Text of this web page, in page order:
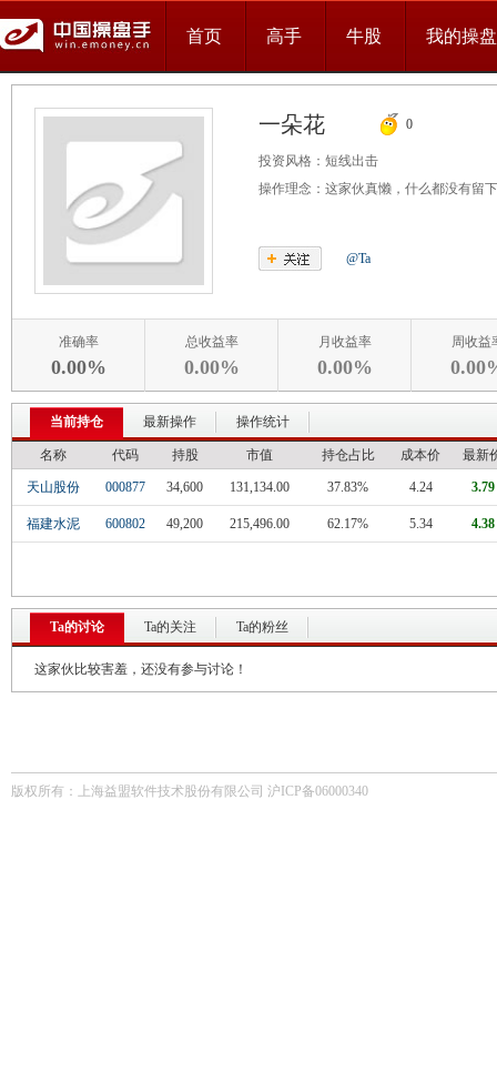
首页 高手 牛股 我的操
一朵花 0
投资风格： 短线出击
操作理念： 这家伙真懒，什么都没有留
@Ta
准确率
0.00%
总收益率
0.00%
月收益率
0.00%
周收益
当前持仓 最新操作 操作统计
名称 代码 持股 市值 持仓占比 成本价 最新
天山股份 000877 34,600 131,134.00 37.83% 4.24 3.79
福建水泥 600802 49,200 215,496.00 62.17% 5.34 4.38
Ta的讨论 Ta的关注 Ta的粉丝
这家伙比较害羞，还没有参与讨论！
版权所有：上海益盟软件技术股份有限公司 沪ICP备06000340